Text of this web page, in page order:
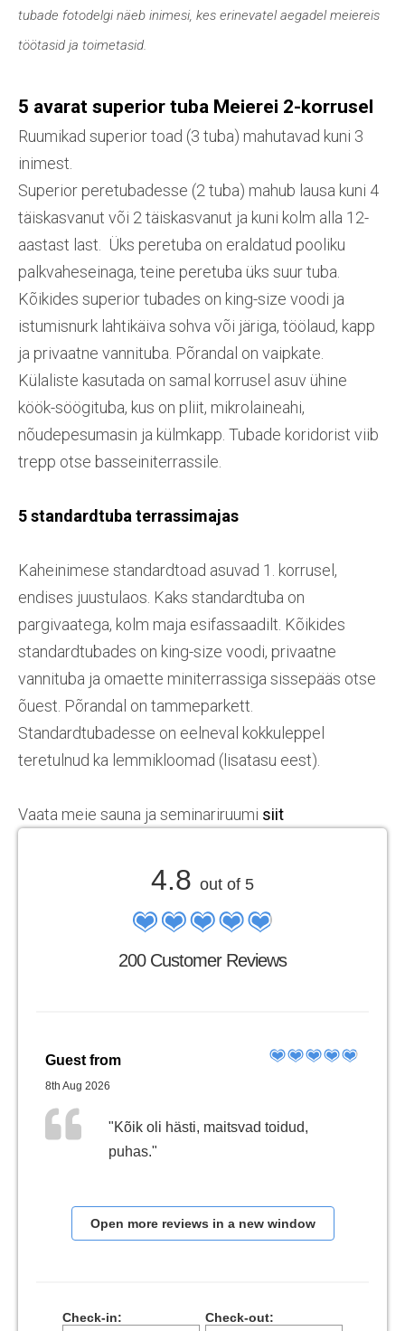
tubade fotodelgi näeb inimesi, kes erinevatel aegadel meiereis
töötasid ja toimetasid.
5 avarat superior tuba Meierei 2-korrusel
Ruumikad superior toad (3 tuba) mahutavad kuni 3
inimest.
Superior peretubadesse (2 tuba) mahub lausa kuni 4
täiskasvanut või 2 täiskasvanut ja kuni kolm alla 12-
aastast last. Üks peretuba on eraldatud pooliku
palkvaheseinaga, teine peretuba üks suur tuba.
Kõikides superior tubades on king-size voodi ja
istumisnurk lahtikäiva sohva või järiga, töölaud, kapp
ja privaatne vannituba. Põrandal on vaipkate.
Külaliste kasutada on samal korrusel asuv ühine
köök-söögituba, kus on pliit, mikrolaineahi,
nõudepesumasin ja külmkapp. Tubade koridorist viib
trepp otse basseiniterrassile.
5 standardtuba terrassimajas
Kaheinimese standardtoad asuvad 1. korrusel,
endises juustulaos. Kaks standardtuba on
pargivaatega, kolm maja esifassaadilt. Kõikides
standardtubades on king-size voodi, privaatne
vannituba ja omaette miniterrassiga sissepääs otse
õuest. Põrandal on tammeparkett.
Standardtubadesse on eelneval kokkuleppel
teretulnud ka lemmikloomad (lisatasu eest).
Vaata meie sauna ja seminariruumi siit
4.8 out of 5
200 Customer Reviews
Guest from
8th Aug 2026
"Kõik oli hästi, maitsvad toidud,
puhas."
Open more reviews in a new window
Check-in: Check-out: